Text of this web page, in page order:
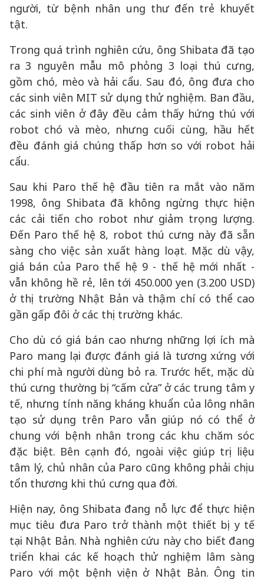
người, từ bệnh nhân ung thư đến trẻ khuyết
tật.
Trong quá trình nghiên cứu, ông Shibata đã tạo
ra 3 nguyên mẫu mô phỏng 3 loại thú cưng,
gồm chó, mèo và hải cẩu. Sau đó, ông đưa cho
các sinh viên MIT sử dụng thử nghiệm. Ban đầu,
các sinh viên ở đây đều cảm thấy hứng thú với
robot chó và mèo, nhưng cuối cùng, hầu hết
đều đánh giá chúng thấp hơn so với robot hải
cẩu.
Sau khi Paro thế hệ đầu tiên ra mắt vào năm
1998, ông Shibata đã không ngừng thực hiện
các cải tiến cho robot như giảm trọng lượng.
Đến Paro thế hệ 8, robot thú cưng này đã sẵn
sàng cho việc sản xuất hàng loạt. Mặc dù vậy,
giá bán của Paro thế hệ 9 - thế hệ mới nhất -
vẫn không hề rẻ, lên tới 450.000 yen (3.200 USD)
ở thị trường Nhật Bản và thậm chí có thể cao
gần gấp đôi ở các thị trường khác.
Cho dù có giá bán cao nhưng những lợi ích mà
Paro mang lại được đánh giá là tương xứng với
chi phí mà người dùng bỏ ra. Trước hết, mặc dù
thú cưng thường bị “cấm cửa” ở các trung tâm y
tế, nhưng tính năng kháng khuẩn của lông nhân
tạo sử dụng trên Paro vẫn giúp nó có thể ở
chung với bệnh nhân trong các khu chăm sóc
đặc biệt. Bên cạnh đó, ngoài việc giúp trị liệu
tâm lý, chủ nhân của Paro cũng không phải chịu
tổn thương khi thú cưng qua đời.
Hiện nay, ông Shibata đang nỗ lực để thực hiện
mục tiêu đưa Paro trở thành một thiết bị y tế
tại Nhật Bản. Nhà nghiên cứu này cho biết đang
triển khai các kế hoạch thử nghiệm lâm sàng
Paro với một bệnh viện ở Nhật Bản. Ông tin